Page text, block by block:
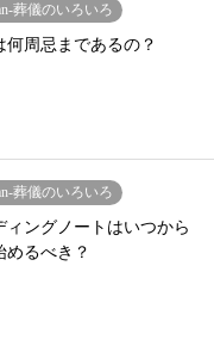
葬儀のいろいろ
何周忌まであるの？
葬儀のいろいろ
ィングノートはいつから
めるべき？